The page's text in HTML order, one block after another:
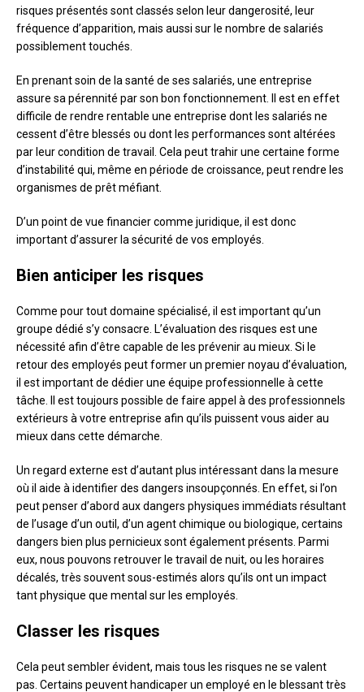
risques présentés sont classés selon leur dangerosité, leur
fréquence d’apparition, mais aussi sur le nombre de salariés
possiblement touchés.
En prenant soin de la santé de ses salariés, une entreprise
assure sa pérennité par son bon fonctionnement. Il est en effet
difficile de rendre rentable une entreprise dont les salariés ne
cessent d’être blessés ou dont les performances sont altérées
par leur condition de travail. Cela peut trahir une certaine forme
d’instabilité qui, même en période de croissance, peut rendre les
organismes de prêt méfiant.
D’un point de vue financier comme juridique, il est donc
important d’assurer la sécurité de vos employés.
Bien anticiper les risques
Comme pour tout domaine spécialisé, il est important qu’un
groupe dédié s’y consacre. L’évaluation des risques est une
nécessité afin d’être capable de les prévenir au mieux. Si le
retour des employés peut former un premier noyau d’évaluation,
il est important de dédier une équipe professionnelle à cette
tâche. Il est toujours possible de faire appel à des professionnels
extérieurs à votre entreprise afin qu’ils puissent vous aider au
mieux dans cette démarche.
Un regard externe est d’autant plus intéressant dans la mesure
où il aide à identifier des dangers insoupçonnés. En effet, si l’on
peut penser d’abord aux dangers physiques immédiats résultant
de l’usage d’un outil, d’un agent chimique ou biologique, certains
dangers bien plus pernicieux sont également présents. Parmi
eux, nous pouvons retrouver le travail de nuit, ou les horaires
décalés, très souvent sous-estimés alors qu’ils ont un impact
tant physique que mental sur les employés.
Classer les risques
Cela peut sembler évident, mais tous les risques ne se valent
pas. Certains peuvent handicaper un employé en le blessant très